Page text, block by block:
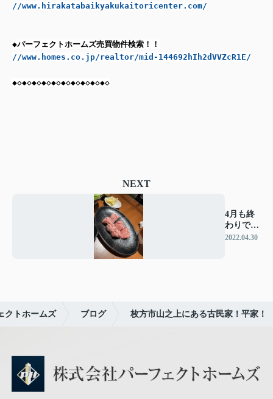
//www.hirakatabaikyakukaitoricenter.com/
◆パーフェクトホームズ売買物件検索！！
//www.homes.co.jp/realtor/mid-144692hIh2dVVZcR1E/
◆◇◆◇◆◇◆◇◆◇◆◇◆◇◆◇◆◇◆◇
NEXT
4月も終
わりです
ね♪
2022.04.30
クトホームズ ブログ 枚方市山之上にある古民家！平家！